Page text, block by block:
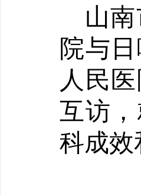
山
院与
人民
互访
科成效